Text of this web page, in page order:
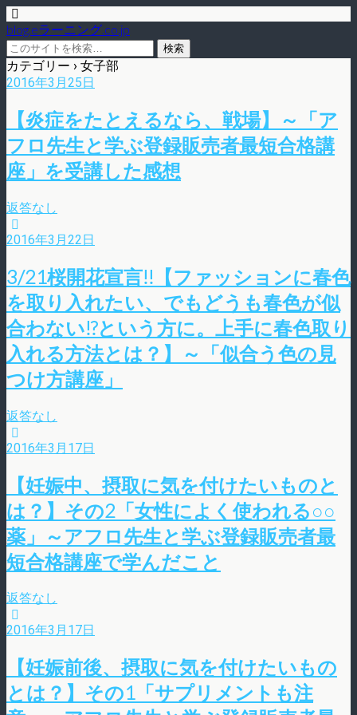
blog.eラーニング.co.jp
カテゴリー › 女子部
2016年3月25日
【炎症をたとえるなら、戦場】～「ア
フロ先生と学ぶ登録販売者最短合格講
座」を受講した感想
返答なし
2016年3月22日
3/21桜開花宣言!!【ファッションに春色
を取り入れたい、でもどうも春色が似
合わない!?という方に。上手に春色取り
入れる方法とは？】～「似合う色の見
つけ方講座」
返答なし
2016年3月17日
【妊娠中、摂取に気を付けたいものと
は？】その2「女性によく使われる○○
薬」～アフロ先生と学ぶ登録販売者最
短合格講座で学んだこと
返答なし
2016年3月17日
【妊娠前後、摂取に気を付けたいもの
とは？】その1「サプリメントも注